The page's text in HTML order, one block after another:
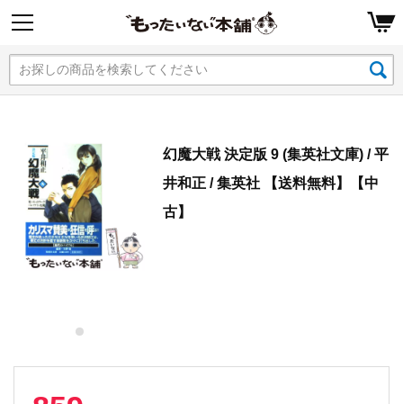
幻魔大戦 決定版 9 (集英社文庫) / 平
井和正 / 集英社 【送料無料】【中
古】